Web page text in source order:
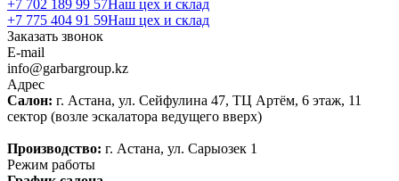
+7 702 189 99 57Наш цех и склад
+7 775 404 91 59Наш цех и склад
Заказать звонок
E-mail
info@garbargroup.kz
Адрес
Салон: г. Астана, ул. Сейфулина 47, ТЦ Артём, 6 этаж, 11
сектор (возле эскалатора ведущего вверх)
Производство: г. Астана, ул. Сарыозек 1
Режим работы